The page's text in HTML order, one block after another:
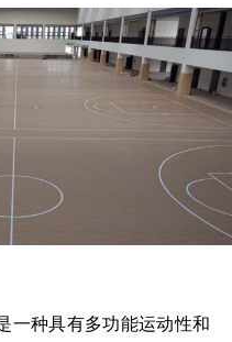
一种具有多功能运动性和